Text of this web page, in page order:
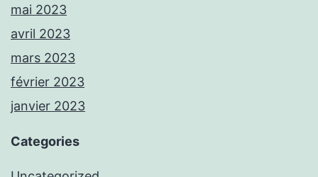
mai 2023
avril 2023
mars 2023
février 2023
janvier 2023
Categories